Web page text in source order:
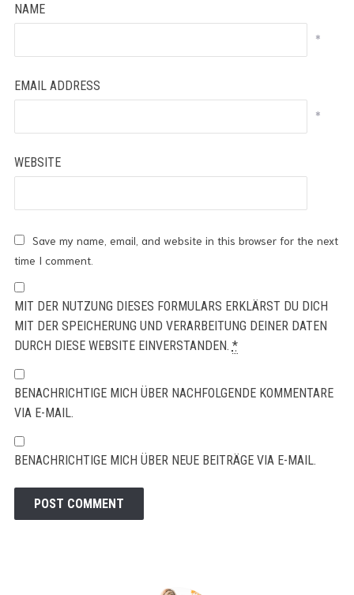
NAME
*
EMAIL ADDRESS
*
WEBSITE
Save my name, email, and website in this browser for the next
time I comment.
MIT DER NUTZUNG DIESES FORMULARS ERKLÄRST DU DICH
MIT DER SPEICHERUNG UND VERARBEITUNG DEINER DATEN
DURCH DIESE WEBSITE EINVERSTANDEN. *
BENACHRICHTIGE MICH ÜBER NACHFOLGENDE KOMMENTARE
VIA E-MAIL.
BENACHRICHTIGE MICH ÜBER NEUE BEITRÄGE VIA E-MAIL.